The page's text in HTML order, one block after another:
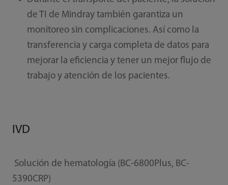
de TI de Mindray también garantiza un
monitoreo sin complicaciones. Así como la
transferencia y carga completa de datos para
mejorar la eficiencia y tener un mejor flujo de
trabajo y atención de los pacientes.
IVD
Solución de hematología (BC-6800Plus, BC-
5390CRP)